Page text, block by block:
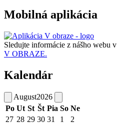
Mobilná aplikácia
Sledujte informácie z nášho webu v
V OBRAZE.
Kalendár
August2026
Po Ut St Št Pia So Ne
27 28 29 30 31 1
2